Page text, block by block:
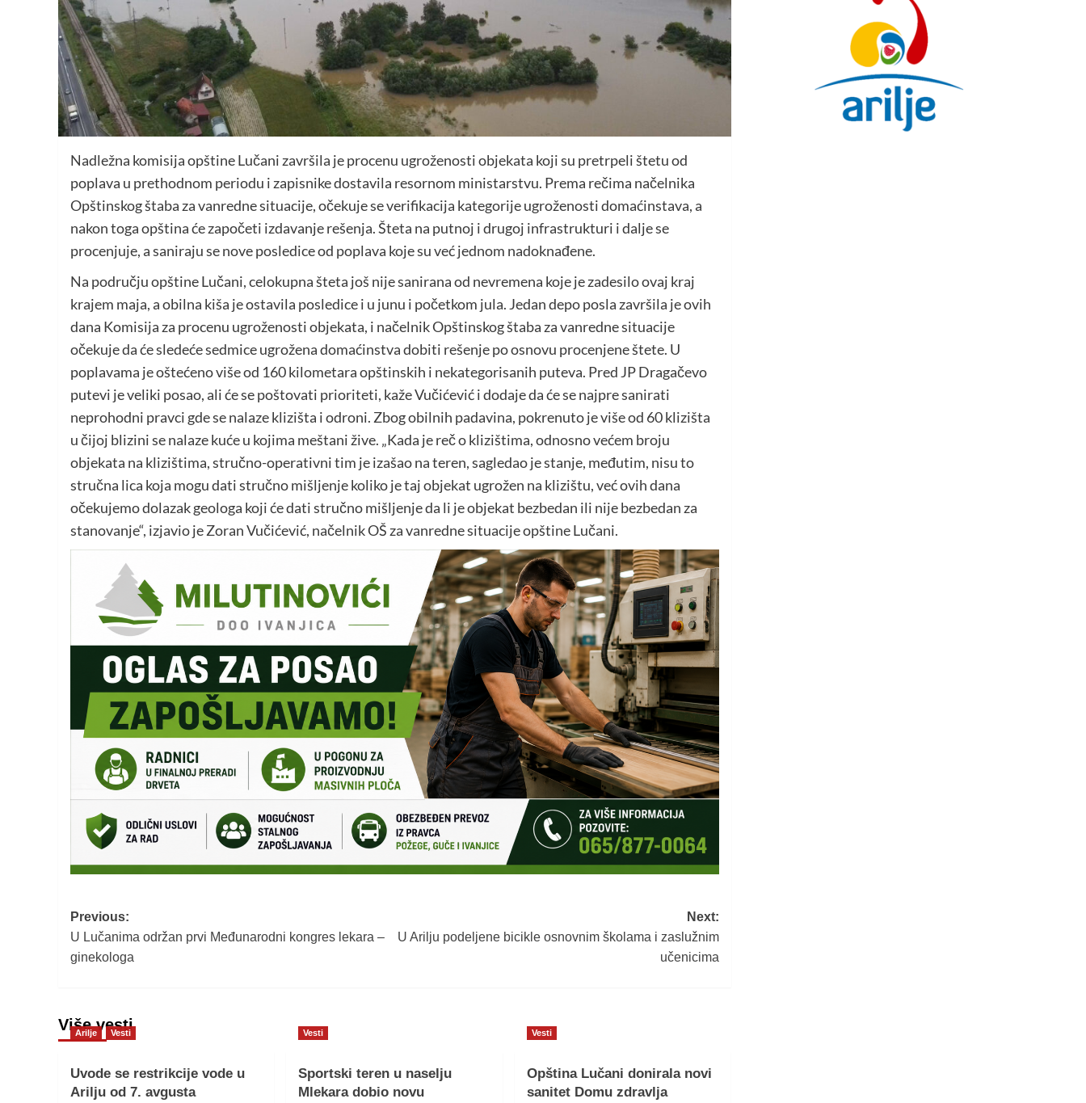
Nadležna komisija opštine Lučani završila je procenu ugroženosti objekata koji su pretrpeli štetu od
poplava u prethodnom periodu i zapisnike dostavila resornom ministarstvu. Prema rečima načelnika
Opštinskog štaba za vanredne situacije, očekuje se verifikacija kategorije ugroženosti domaćinstava, a
nakon toga opština će započeti izdavanje rešenja. Šteta na putnoj i drugoj infrastrukturi i dalje se
procenjuje, a saniraju se nove posledice od poplava koje su već jednom nadoknađene.
Na području opštine Lučani, celokupna šteta još nije sanirana od nevremena koje je zadesilo ovaj kraj
krajem maja, a obilna kiša je ostavila posledice i u junu i početkom jula. Jedan depo posla završila je ovih
dana Komisija za procenu ugroženosti objekata, i načelnik Opštinskog štaba za vanredne situacije
očekuje da će sledeće sedmice ugrožena domaćinstva dobiti rešenje po osnovu procenjene štete. U
poplavama je oštećeno više od 160 kilometara opštinskih i nekategorisanih puteva. Pred JP Dragačevo
putevi je veliki posao, ali će se poštovati prioriteti, kaže Vučićević i dodaje da će se najpre sanirati
neprohodni pravci gde se nalaze klizišta i odroni. Zbog obilnih padavina, pokrenuto je više od 60 klizišta
u čijoj blizini se nalaze kuće u kojima meštani žive. „Kada je reč o klizištima, odnosno većem broju
objekata na klizištima, stručno-operativni tim je izašao na teren, sagledao je stanje, međutim, nisu to
stručna lica koja mogu dati stručno mišljenje koliko je taj objekat ugrožen na klizištu, već ovih dana
očekujemo dolazak geologa koji će dati stručno mišljenje da li je objekat bezbedan ili nije bezbedan za
stanovanje“, izjavio je Zoran Vučićević, načelnik OŠ za vanredne situacije opštine Lučani.
Post
navigation
Previous:
U Lučanima održan prvi Međunarodni kongres lekara –
ginekologa
Next:
U Arilju podeljene bicikle osnovnim školama i zaslužnim
učenicima
Više vesti
Arilje Vesti
Uvode se restrikcije vode u
Arilju od 7. avgusta
Vesti
Sportski teren u naselju
Mlekara dobio novu
Vesti
Opština Lučani donirala novi
sanitet Domu zdravlja